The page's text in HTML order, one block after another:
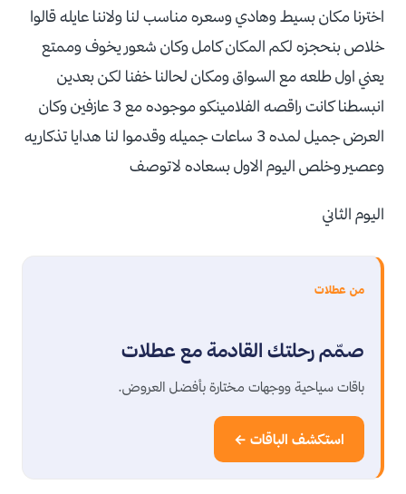
اخترنا مكان بسيط وهادي وسعره مناسب لنا ولاننا عايله قالوا
خلاص بنحجزه لكم المكان كامل وكان شعور يخوف وممتع
يعني اول طلعه مع السواق ومكان لحالنا خفنا لكن بعدين
انبسطنا كانت راقصه الفلامينكو موجوده مع 3 عازفين وكان
العرض جميل لمده 3 ساعات جميله وقدموا لنا هدايا تذكاريه
وعصير وخلص اليوم الاول بسعاده لاتوصف
اليوم الثاني
من عطلات
صمّم رحلتك القادمة مع عطلات
باقات سياحية ووجهات مختارة بأفضل العروض.
استكشف الباقات ←